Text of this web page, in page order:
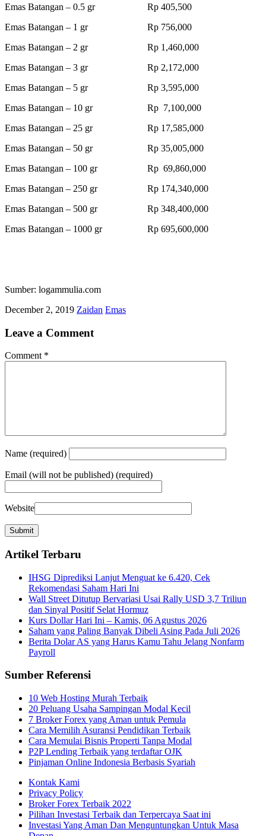
Emas Batangan – 0.5 gr Rp 405,500
Emas Batangan – 1 gr Rp 756,000
Emas Batangan – 2 gr Rp 1,460,000
Emas Batangan – 3 gr Rp 2,172,000
Emas Batangan – 5 gr Rp 3,595,000
Emas Batangan – 10 gr Rp 7,100,000
Emas Batangan – 25 gr Rp 17,585,000
Emas Batangan – 50 gr Rp 35,005,000
Emas Batangan – 100 gr Rp 69,860,000
Emas Batangan – 250 gr Rp 174,340,000
Emas Batangan – 500 gr Rp 348,400,000
Emas Batangan – 1000 gr Rp 695,600,000
Sumber: logammulia.com
December 2, 2019 Zaidan Emas
Leave a Comment
Comment *
Name (required)
Email (will not be published) (required)
Website
Artikel Terbaru
IHSG Diprediksi Lanjut Menguat ke 6.420, Cek
Rekomendasi Saham Hari Ini
Wall Street Ditutup Bervariasi Usai Rally USD 3,7 Triliun
dan Sinyal Positif Selat Hormuz
Kurs Dollar Hari Ini – Kamis, 06 Agustus 2026
Saham yang Paling Banyak Dibeli Asing Pada Juli 2026
Berita Dolar AS yang Harus Kamu Tahu Jelang Nonfarm
Payroll
Sumber Referensi
10 Web Hosting Murah Terbaik
20 Peluang Usaha Sampingan Modal Kecil
7 Broker Forex yang Aman untuk Pemula
Cara Memilih Asuransi Pendidikan Terbaik
Cara Memulai Bisnis Properti Tanpa Modal
P2P Lending Terbaik yang terdaftar OJK
Pinjaman Online Indonesia Berbasis Syariah
Kontak Kami
Privacy Policy
Broker Forex Terbaik 2022
Pilihan Investasi Terbaik dan Terpercaya Saat ini
Investasi Yang Aman Dan Menguntungkan Untuk Masa